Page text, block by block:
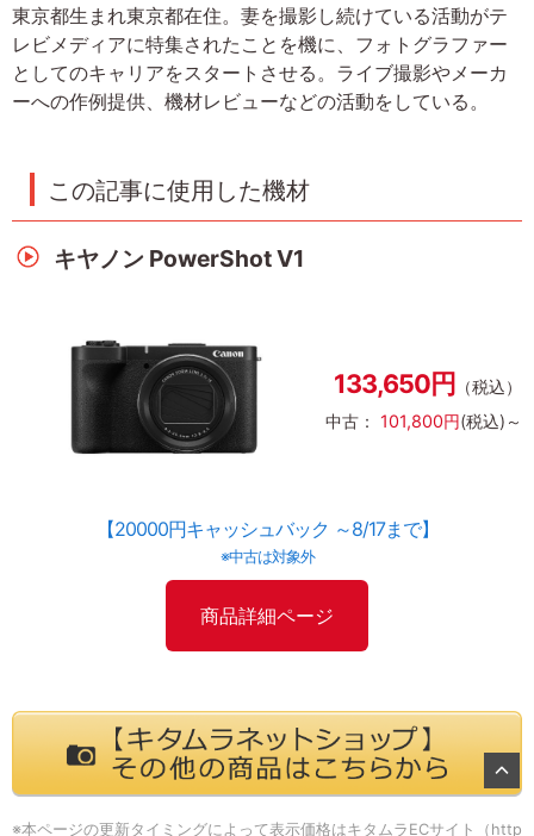
東京都生まれ東京都在住。妻を撮影し続けている活動がテ
レビメディアに特集されたことを機に、フォトグラファー
としてのキャリアをスタートさせる。ライブ撮影やメーカ
ーへの作例提供、機材レビューなどの活動をしている。
この記事に使用した機材
キヤノン PowerShot V1
133,650円
（税込）
中古： 101,800円(税込)～
【20000円キャッシュバック ～8/17まで】
※中古は対象外
商品詳細ページ
※本ページの更新タイミングによって表示価格はキタムラECサイト（ http